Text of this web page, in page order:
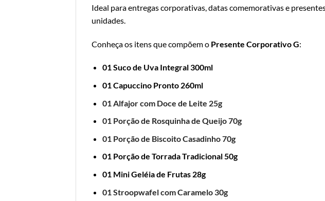
Ideal para entregas corporativas, datas comemorativas e
unidades.
Conheça os itens que compõem o Presente Corporativo G:
01 Suco de Uva Integral 300ml
01 Capuccino Pronto 260ml
01 Alfajor com Doce de Leite 25g
01 Porção de Rosquinha de Queijo 70g
01 Porção de Biscoito Casadinho 70g
01 Porção de Torrada Tradicional 50g
01 Mini Geléia de Frutas 28g
01 Stroopwafel com Caramelo 30g